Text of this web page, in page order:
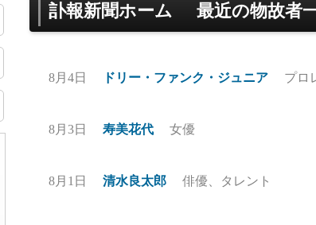
訃報新聞ホーム 最近の物故者
8月4日 ドリー・ファンク・ジュニア プロ
8月3日 寿美花代 女優
8月1日 清水良太郎 俳優、タレント